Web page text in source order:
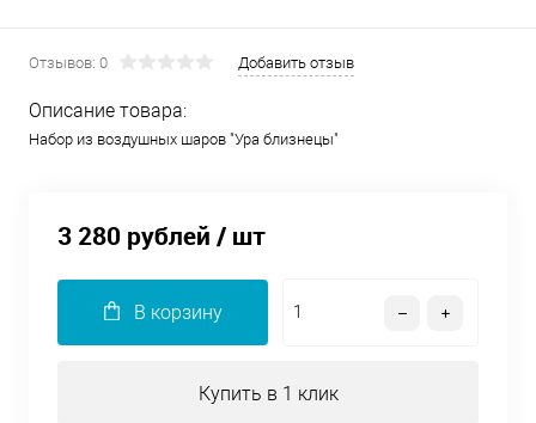
Отзывов: 0 Добавить отзыв
Описание товара:
Набор из воздушных шаров "Ура близнецы"
3 280 рублей / шт
В корзину
Купить в 1 клик